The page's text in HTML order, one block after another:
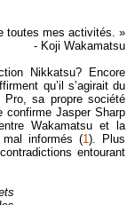
toutes mes activités. »
- Koji Wakamatsu
Nikkatsu? Encore
qu’il s’agirait du
Pro, sa propre société
confirme Jasper Sharp
Wakamatsu et la
mal informés (1). Plus
entourant